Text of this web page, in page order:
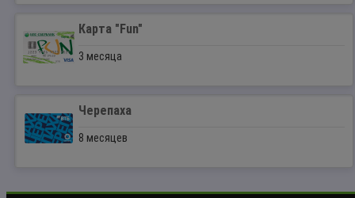
Карта "Fun"
3 месяца
Черепаха
8 месяцев